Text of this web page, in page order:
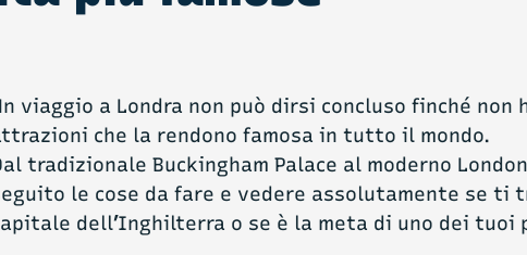
viaggio a Londra non può dirsi concluso finché
che la rendono famosa in tutto il mondo.
tradizionale Buckingham Palace al moderno
le cose da fare e vedere assolutamente se ti
dell’Inghilterra o se è la meta di uno dei tuoi